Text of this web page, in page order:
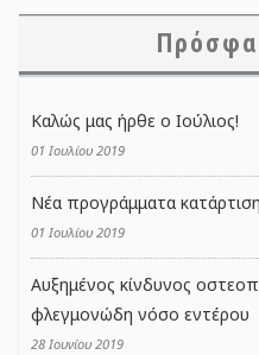
Καλώς μας ήρθε ο Ιούλιος!
01 Ιουλίου 2019
Νέα προγράμματα
01 Ιουλίου 2019
Αυξημένος κίνδυνος
φλεγμονώδη νόσο εντέρου
28 Ιουνίου 2019